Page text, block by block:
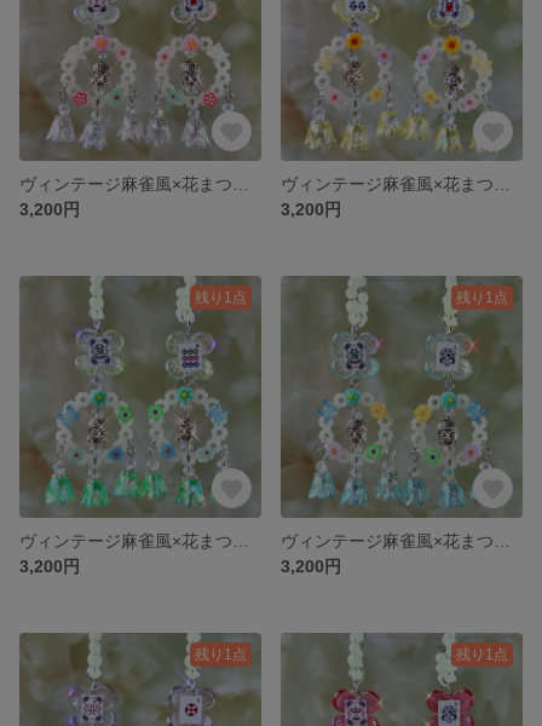
3,200円
3,200円
残り1点
3,200円
残り1点
3,200円
残り1点 残り1点